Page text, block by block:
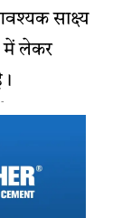
साक्ष्य
में लेकर